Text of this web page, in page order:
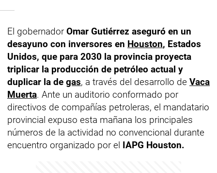
El gobernador Omar Gutiérrez aseguró en un
desayuno con inversores en Houston, Estados
Unidos, que para 2030 la provincia proyecta
triplicar la producción de petróleo actual y
duplicar la de gas, a través del desarrollo de Vaca
Muerta. Ante un auditorio conformado por
directivos de compañías petroleras, el mandatario
provincial expuso esta mañana los principales
números de la actividad no convencional durante
encuentro organizado por el IAPG Houston.